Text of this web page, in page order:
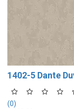
1402-5 Dante
(0)